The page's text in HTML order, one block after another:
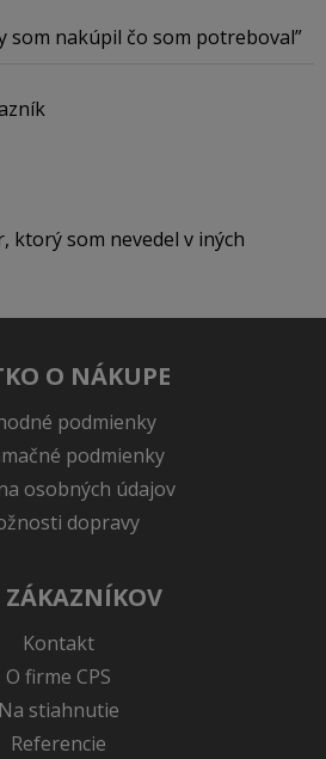
som nakúpil čo som potreboval
ktorý som nevedel v iných
O NÁKUPE
podmienky
podmienky
osobných údajov
dopravy
ZÁKAZNÍKOV
Kontakt
O firme CPS
Na stiahnutie
Referencie